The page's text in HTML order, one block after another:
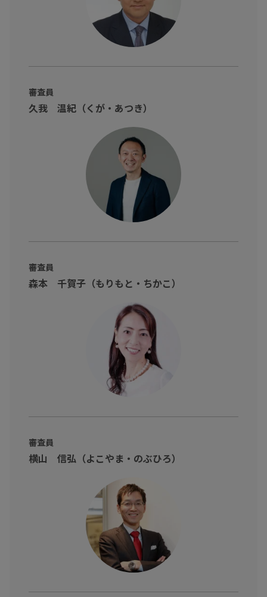
セールスギルド株式会社
Twitterはこちら
審査員
久我 温紀（くが・あつき）
審査員
森本 千賀子（もりもと・ちかこ）
審査員
横山 信弘（よこやま・のぶひろ）